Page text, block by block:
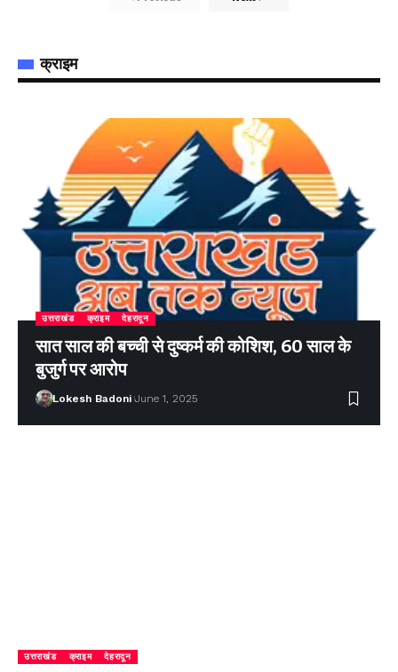
क्राइम
उत्तराखंड क्राइम देहरादून
सात साल की बच्ची से दुष्कर्म की कोशिश, 60 साल के
बुजुर्ग पर आरोप
Lokesh Badoni June 1, 2025
उत्तराखंड क्राइम देहरादून